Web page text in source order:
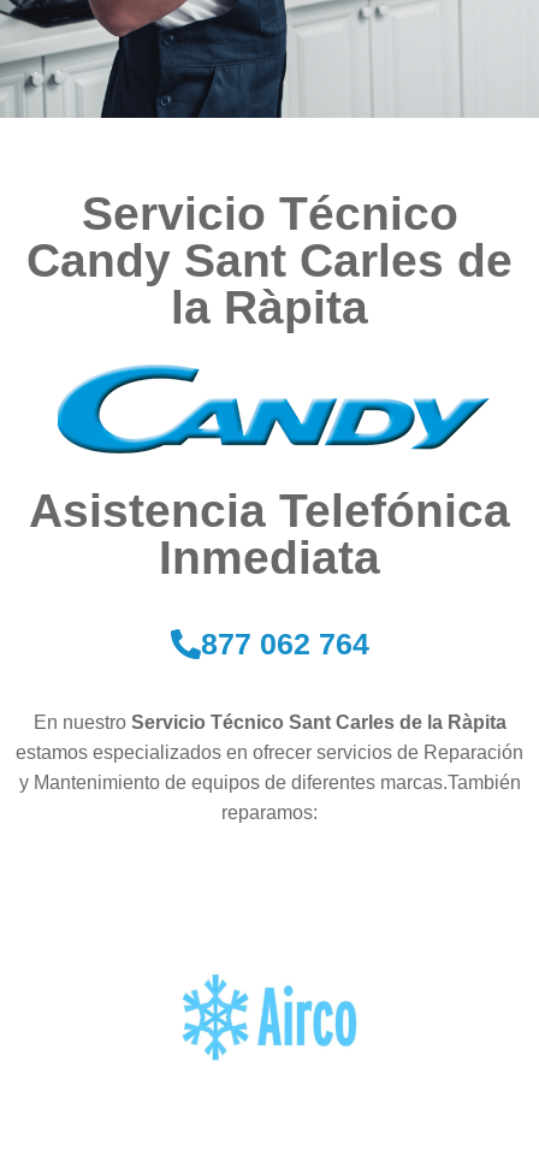
Servicio Técnico
Candy Sant Carles de
la Ràpita
Asistencia Telefónica
Inmediata
877 062 764
En nuestro Servicio Técnico Sant Carles de la Ràpita
estamos especializados en ofrecer servicios de Reparación
y Mantenimiento de equipos de diferentes marcas.También
reparamos: